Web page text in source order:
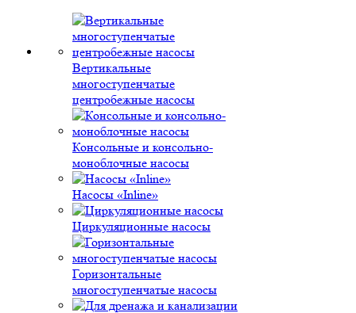
Вертикальные
многоступенчатые
центробежные насосы
Консольные и консольно-
моноблочные насосы
Насосы «Inline»
Циркуляционные насосы
Горизонтальные
многоступенчатые насосы